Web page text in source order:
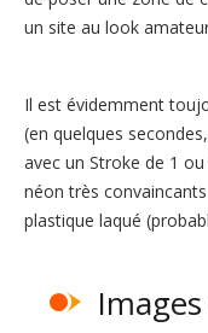
un site au look
Il est évidemment
(en quelques
avec un Stroke de 1
néon très
plastique laqué